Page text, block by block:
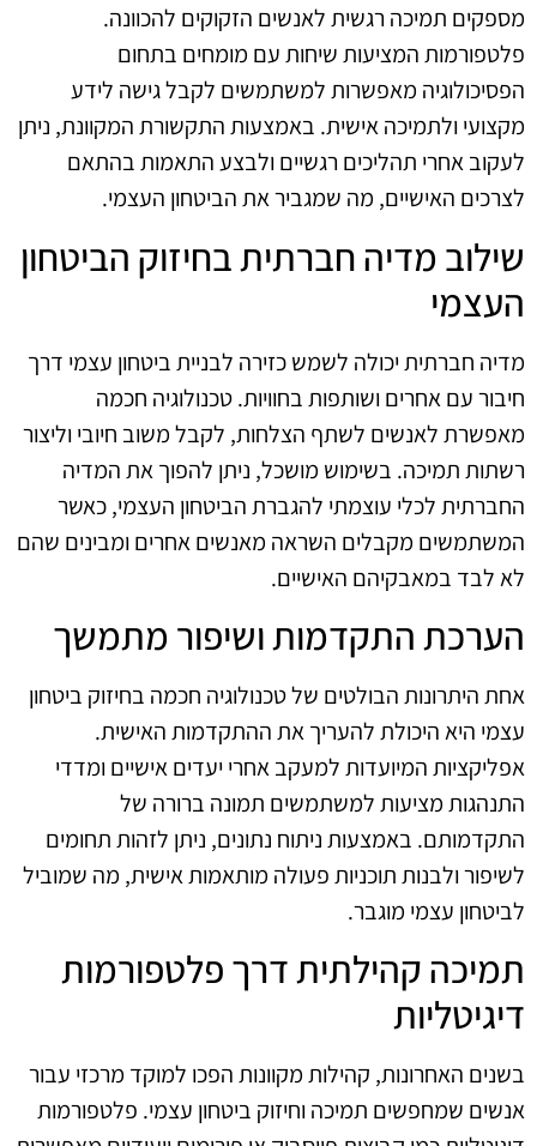
מספקים תמיכה רגשית לאנשים הזקוקים להכוונה.
פלטפורמות המציעות שיחות עם מומחים בתחום
הפסיכולוגיה מאפשרות למשתמשים לקבל גישה לידע
מקצועי ולתמיכה אישית. באמצעות התקשורת המקוונת, ניתן
לעקוב אחרי תהליכים רגשיים ולבצע התאמות בהתאם
לצרכים האישיים, מה שמגביר את הביטחון העצמי.
שילוב מדיה חברתית בחיזוק הביטחון
העצמי
מדיה חברתית יכולה לשמש כזירה לבניית ביטחון עצמי דרך
חיבור עם אחרים ושותפות בחוויות. טכנולוגיה חכמה
מאפשרת לאנשים לשתף הצלחות, לקבל משוב חיובי וליצור
רשתות תמיכה. בשימוש מושכל, ניתן להפוך את המדיה
החברתית לכלי עוצמתי להגברת הביטחון העצמי, כאשר
המשתמשים מקבלים השראה מאנשים אחרים ומבינים שהם
לא לבד במאבקיהם האישיים.
הערכת התקדמות ושיפור מתמשך
אחת היתרונות הבולטים של טכנולוגיה חכמה בחיזוק ביטחון
עצמי היא היכולת להעריך את ההתקדמות האישית.
אפליקציות המיועדות למעקב אחרי יעדים אישיים ומדדי
התנהגות מציעות למשתמשים תמונה ברורה של
התקדמותם. באמצעות ניתוח נתונים, ניתן לזהות תחומים
לשיפור ולבנות תוכניות פעולה מותאמות אישית, מה שמוביל
לביטחון עצמי מוגבר.
תמיכה קהילתית דרך פלטפורמות
דיגיטליות
בשנים האחרונות, קהילות מקוונות הפכו למוקד מרכזי עבור
אנשים שמחפשים תמיכה וחיזוק ביטחון עצמי. פלטפורמות